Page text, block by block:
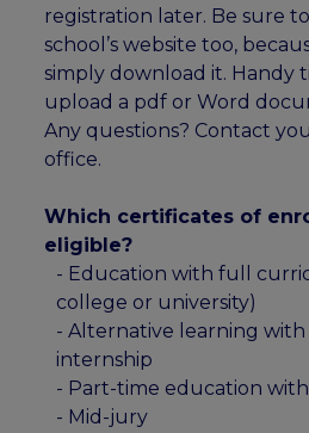
registration later. Be sure
school’s website too,
simply download it. Handy
upload a pdf or Word
Any questions? Contact
office.
Which certificates of
eligible?
- Education with full
college or university)
- Alternative learning
internship
- Part-time education
- Mid-jury